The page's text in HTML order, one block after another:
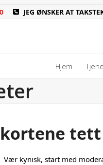
JEG ØNSKER AT
Hjem
Vær kynisk, start med